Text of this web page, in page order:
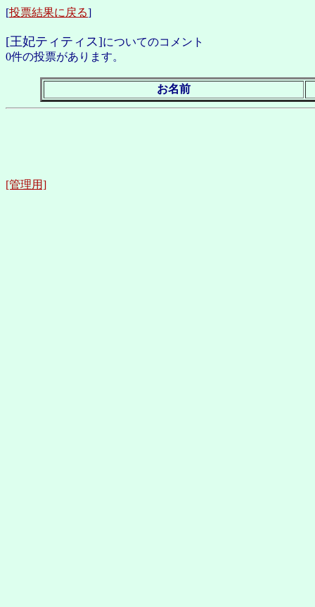
[投票結果に戻る]
[王妃ティティス]についてのコメント
0件の投票があります。
お名前
[管理用]